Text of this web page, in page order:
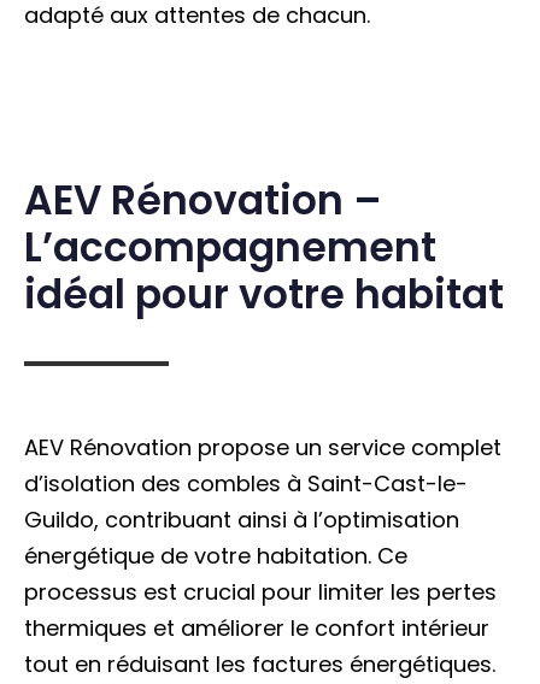
adapté aux attentes de chacun.
AEV Rénovation –
L’accompagnement
idéal pour votre habitat
AEV Rénovation propose un service complet
d’isolation des combles à Saint-Cast-le-
Guildo, contribuant ainsi à l’optimisation
énergétique de votre habitation. Ce
processus est crucial pour limiter les pertes
thermiques et améliorer le confort intérieur
tout en réduisant les factures énergétiques.